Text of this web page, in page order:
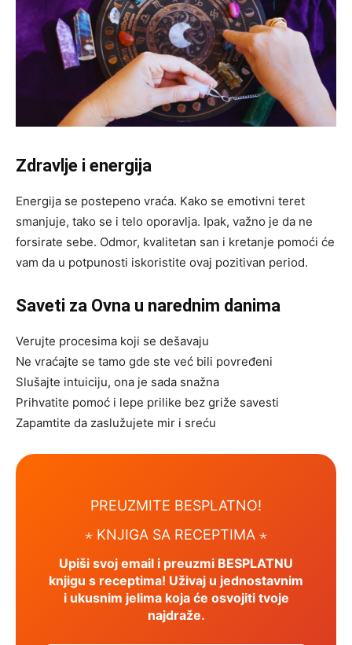
Zdravlje i energija
Energija se postepeno vraća. Kako se emotivni teret
smanjuje, tako se i telo oporavlja. Ipak, važno je da ne
forsirate sebe. Odmor, kvalitetan san i kretanje pomoći će
vam da u potpunosti iskoristite ovaj pozitivan period.
Saveti za Ovna u narednim danima
Verujte procesima koji se dešavaju
Ne vraćajte se tamo gde ste već bili povređeni
Slušajte intuiciju, ona je sada snažna
Prihvatite pomoć i lepe prilike bez griže savesti
Zapamtite da zaslužujete mir i sreću
PREUZMITE BESPLATNO!
⋆ KNJIGA SA RECEPTIMA ⋆
Upiši svoj email i preuzmi BESPLATNU
knjigu s receptima! Uživaj u jednostavnim
i ukusnim jelima koja će osvojiti tvoje
najdraže.